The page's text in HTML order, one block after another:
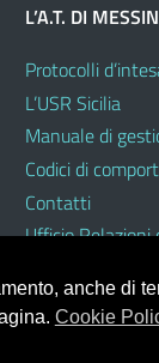
L’A.T. DI
Protocolli
L’USR Sicilia
Manuale di
Codici di
Contatti
Ufficio Relazioni
anche di
Cookie